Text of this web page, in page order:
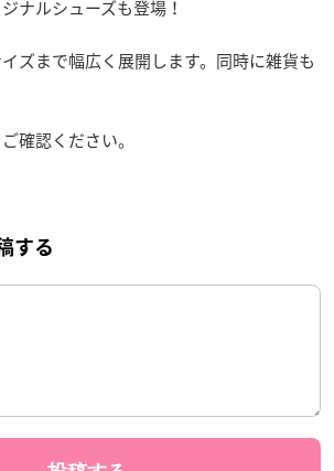
ナルシューズも登場！
ズまで幅広く展開します。同時に雑貨も
確認ください。
する